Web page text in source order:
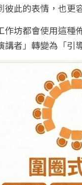
此的表情，也更
坊都會使用這
者」轉變為「引